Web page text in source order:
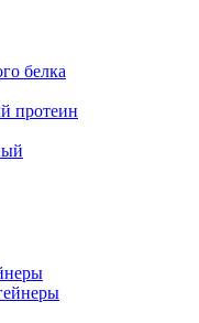
белка
протеин